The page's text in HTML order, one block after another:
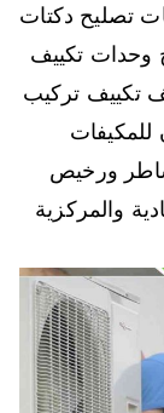
تصليح دكتات
وحدات تكييف
تكييف تركيب
للمكيفات
ورخيص
والمركزية